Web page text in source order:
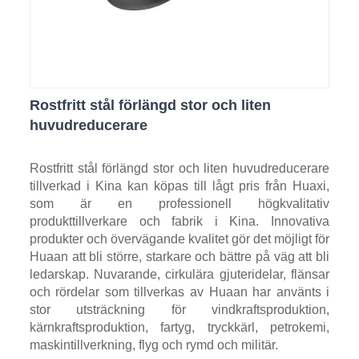
Rostfritt stål förlängd stor och liten
huvudreducerare
Rostfritt stål förlängd stor och liten huvudreducerare
tillverkad i Kina kan köpas till lågt pris från Huaxi,
som är en professionell högkvalitativ
produkttillverkare och fabrik i Kina. Innovativa
produkter och övervägande kvalitet gör det möjligt för
Huaan att bli större, starkare och bättre på väg att bli
ledarskap. Nuvarande, cirkulära gjuteridelar, flänsar
och rördelar som tillverkas av Huaan har använts i
stor utsträckning för vindkraftsproduktion,
kärnkraftsproduktion, fartyg, tryckkärl, petrokemi,
maskintillverkning, flyg och rymd och militär.